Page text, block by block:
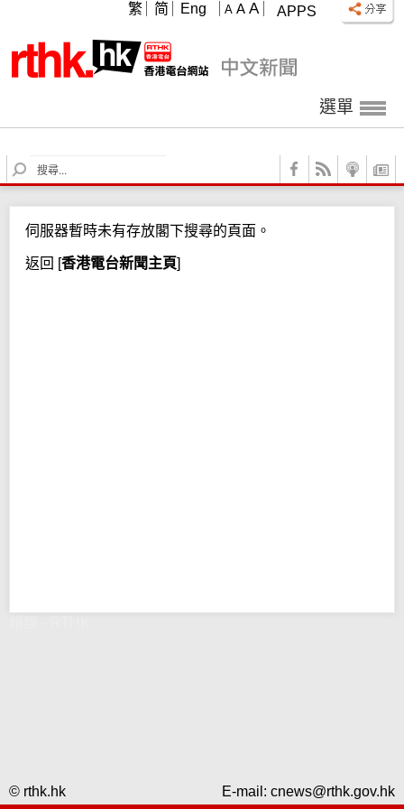
APPS
A A A
繁 简 Eng
選單
S
e
c
h
伺服器暫時未有存放閣下搜尋的頁面。
返回 [香港電台新聞主頁]
© rthk.hk E-mail: cnews@rthk.gov.hk